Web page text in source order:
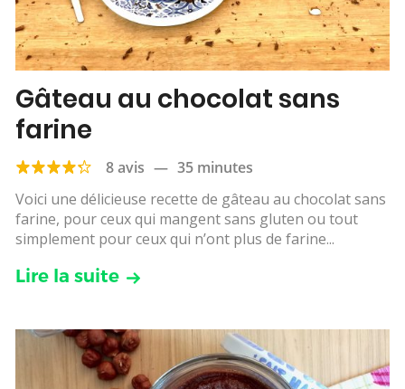
Gâteau au chocolat sans
farine
8 avis — 35 minutes
Voici une délicieuse recette de gâteau au chocolat sans
farine, pour ceux qui mangent sans gluten ou tout
simplement pour ceux qui n’ont plus de farine...
Lire la suite